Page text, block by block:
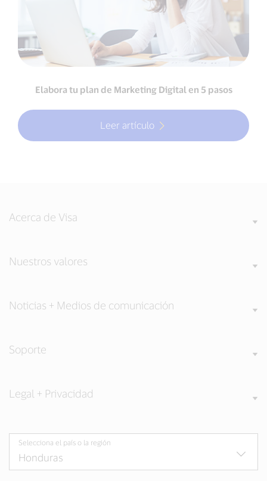
Elabora tu plan de Marketing Digital en 5 pasos
Leer artículo
Acerca de Visa
Nuestros valores
Noticias + Medios de comunicación
Soporte
Legal + Privacidad
Selecciona el país o la región